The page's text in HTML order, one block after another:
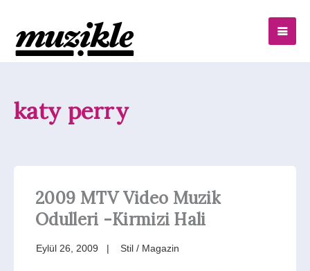
katy perry
2009 MTV Video Muzik
Odulleri -Kirmizi Hali
Eylül 26, 2009 Stil / Magazin